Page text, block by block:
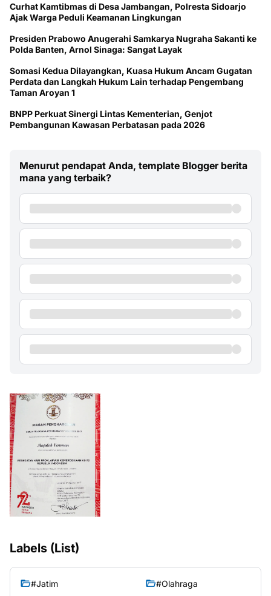
Curhat Kamtibmas di Desa Jambangan, Polresta Sidoarjo
Ajak Warga Peduli Keamanan Lingkungan
Presiden Prabowo Anugerahi Samkarya Nugraha Sakanti ke
Polda Banten, Arnol Sinaga: Sangat Layak
Somasi Kedua Dilayangkan, Kuasa Hukum Ancam Gugatan
Perdata dan Langkah Hukum Lain terhadap Pengembang
Taman Aroyan 1
BNPP Perkuat Sinergi Lintas Kementerian, Genjot
Pembangunan Kawasan Perbatasan pada 2026
Menurut pendapat Anda, template Blogger berita
mana yang terbaik?
Labels (List)
#Jatim
#Olahraga